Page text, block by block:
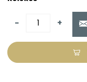
- +